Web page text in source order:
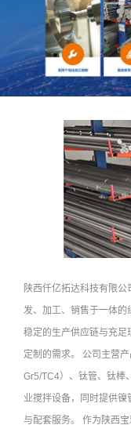
陕西仟亿拓达科技有限
发、加工、销售于一体
稳定的生产供应链与充
定制的需求。 公司主营
Gr5/TC4）、钛管、钛棒
业搅拌设备，同时提供镍
与配套服务。 作为陕西